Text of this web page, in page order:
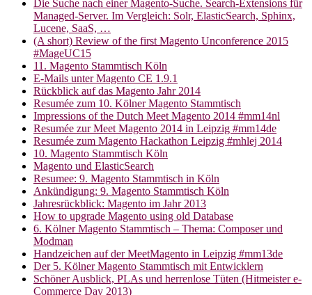
Die Suche nach einer Magento-Suche. Search-Extensions für
Managed-Server. Im Vergleich: Solr, ElasticSearch, Sphinx,
Lucene, SaaS, …
(A short) Review of the first Magento Unconference 2015
#MageUC15
11. Magento Stammtisch Köln
E-Mails unter Magento CE 1.9.1
Rückblick auf das Magento Jahr 2014
Resumée zum 10. Kölner Magento Stammtisch
Impressions of the Dutch Meet Magento 2014 #mm14nl
Resumée zur Meet Magento 2014 in Leipzig #mm14de
Resumée zum Magento Hackathon Leipzig #mhlej 2014
10. Magento Stammtisch Köln
Magento und ElasticSearch
Resumee: 9. Magento Stammtisch in Köln
Ankündigung: 9. Magento Stammtisch Köln
Jahresrückblick: Magento im Jahr 2013
How to upgrade Magento using old Database
6. Kölner Magento Stammtisch – Thema: Composer und
Modman
Handzeichen auf der MeetMagento in Leipzig #mm13de
Der 5. Kölner Magento Stammtisch mit Entwicklern
Schöner Ausblick, PLAs und herrenlose Tüten (Hitmeister e-
Commerce Day 2013)